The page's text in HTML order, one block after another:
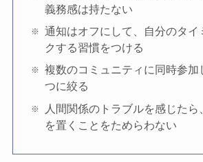
義務感は持たない
通知はオフにして、自分のタイ
クする習慣をつける
複数のコミュニティに同時参加
つに絞る
人間関係のトラブルを感じた
を置くことをためらわない